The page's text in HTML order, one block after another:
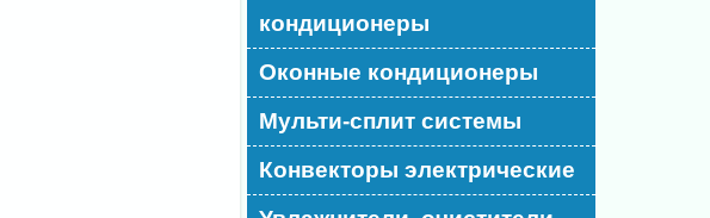
кондиционеры
Оконные кондиционеры
Мульти-сплит системы
Конвекторы электрические